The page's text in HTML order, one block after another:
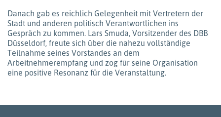
Danach gab es reichlich Gelegenheit mit Vertretern der
Stadt und anderen politisch Verantwortlichen ins
Gespräch zu kommen. Lars Smuda, Vorsitzender des DBB
Düsseldorf, freute sich über die nahezu vollständige
Teilnahme seines Vorstandes an dem
Arbeitnehmerempfang und zog für seine Organisation
eine positive Resonanz für die Veranstaltung.